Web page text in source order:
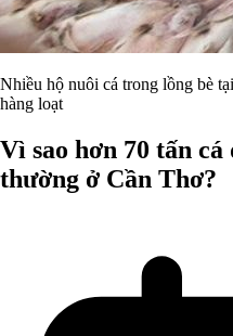
Nhiều hộ nuôi cá trong lồng bè
hàng loạt
Vì sao hơn 70 tấn
thường ở Cần Thơ?